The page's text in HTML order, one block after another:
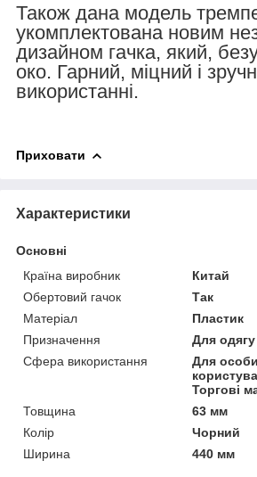
Також дана модель
укомплектована новим
дизайном гачка, який,
око. Гарний, міцний і
використанні.
Приховати
Характеристики
Основні
Країна виробник
Китай
Обертовий гачок
Так
Матеріал
Пластик
Призначення
Для
Сфера використання
Для
Торгові
Товщина
63 мм
Колір
Чорний
Ширина
440 мм